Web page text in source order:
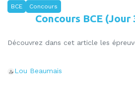
BCE Concours
Concours BCE
Découvrez dans cet article les
Lou Beaumais